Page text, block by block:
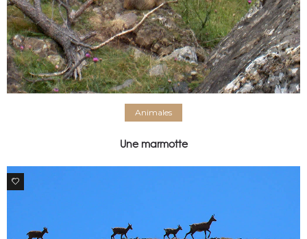
Animales
Une marmotte
0